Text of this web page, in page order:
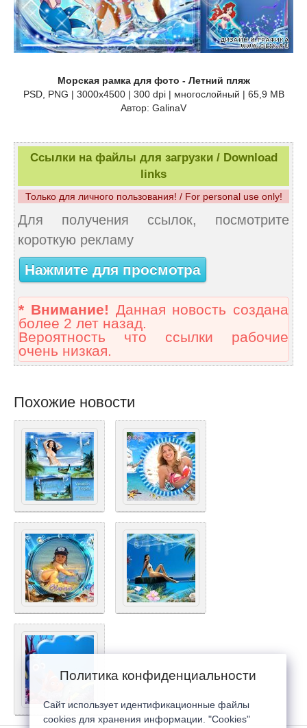
Морская рамка для фото - Летний пляж
PSD, PNG | 3000x4500 | 300 dpi | многослойный | 65,9 MB
Автор: GalinaV
Ссылки на файлы для загрузки / Download
links
Только для личного пользования! / For personal use only!
Для получения ссылок, посмотрите
короткую рекламу
Нажмите для просмотра
* Внимание! Данная новость создана
более 2 лет назад.
Вероятность что ссылки рабочие
очень низкая.
Похожие новости
Политика конфиденциальности
Сайт использует идентификационные файлы
cookies для хранения информации. "Cookies"